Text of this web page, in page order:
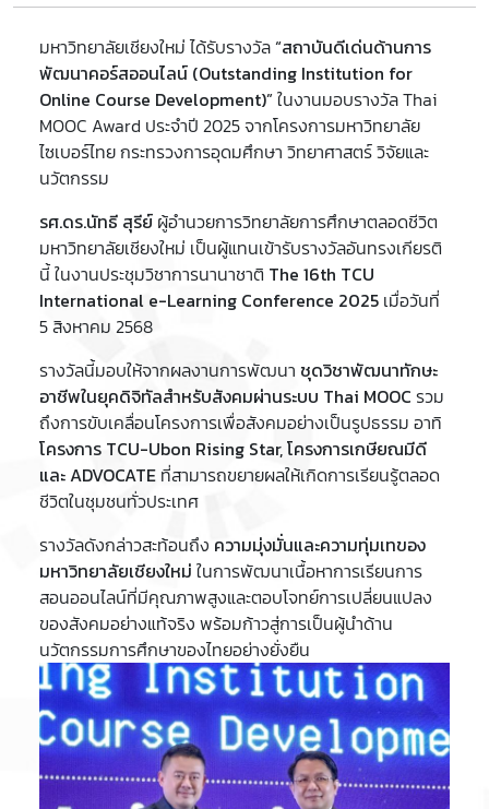
มหาวิทยาลัยเชียงใหม่ ได้รับรางวัล“สถาบันดีเด่นด้านการ
พัฒนาคอร์สออนไลน์ (Outstanding Institution for
Online Course Development)”ในงานมอบรางวัล Thai
MOOC Award ประจำปี 2025 จากโครงการมหาวิทยาลัย
ไซเบอร์ไทย กระทรวงการอุดมศึกษา วิทยาศาสตร์ วิจัยและ
นวัตกรรม
รศ.ดร.นัทธี สุรีย์ ผู้อำนวยการวิทยาลัยการศึกษาตลอดชีวิต
มหาวิทยาลัยเชียงใหม่ เป็นผู้แทนเข้ารับรางวัลอันทรงเกียรติ
นี้ ในงานประชุมวิชาการนานาชาติ The 16th TCU
International e-Learning Conference 2025 เมื่อวันที่
5 สิงหาคม 2568
รางวัลนี้มอบให้จากผลงานการพัฒนา ชุดวิชาพัฒนาทักษะ
อาชีพในยุคดิจิทัลสำหรับสังคมผ่านระบบ Thai MOOC รวม
ถึงการขับเคลื่อนโครงการเพื่อสังคมอย่างเป็นรูปธรรม อาทิ
โครงการ TCU-Ubon Rising Star, โครงการเกษียณมีดี
และ ADVOCATE ที่สามารถขยายผลให้เกิดการเรียนรู้ตลอด
ชีวิตในชุมชนทั่วประเทศ
รางวัลดังกล่าวสะท้อนถึง ความมุ่งมั่นและความทุ่มเทของ
มหาวิทยาลัยเชียงใหม่ ในการพัฒนาเนื้อหาการเรียนการ
สอนออนไลน์ที่มีคุณภาพสูงและตอบโจทย์การเปลี่ยนแปลง
ของสังคมอย่างแท้จริง พร้อมก้าวสู่การเป็นผู้นำด้าน
นวัตกรรมการศึกษาของไทยอย่างยั่งยืน